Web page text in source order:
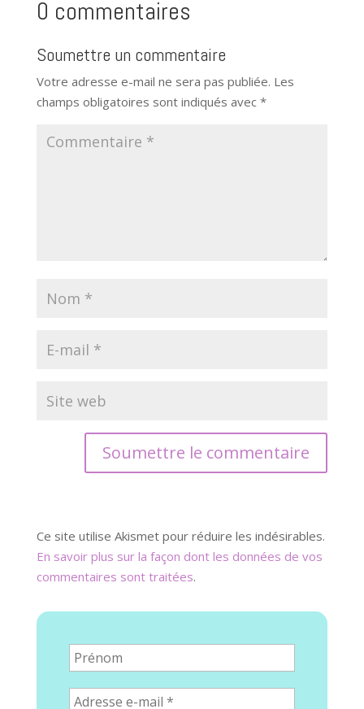
0 commentaires
Soumettre un commentaire
Votre adresse e-mail ne sera pas publiée. Les
champs obligatoires sont indiqués avec *
Soumettre le commentaire
Ce site utilise Akismet pour réduire les indésirables.
En savoir plus sur la façon dont les données de vos
commentaires sont traitées.